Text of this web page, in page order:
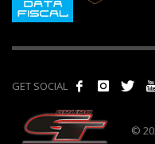
GET SOCIAL
©